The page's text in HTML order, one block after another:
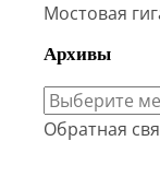
Мостовая
Архивы
Архивы
Обратная